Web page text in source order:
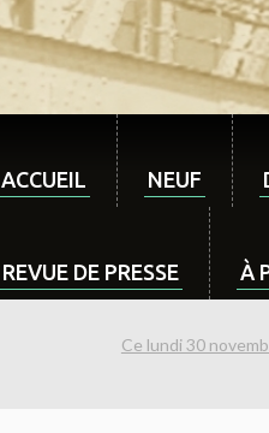
ACCUEIL NEUF
REVUE DE PRESSE À
Ce lundi 30